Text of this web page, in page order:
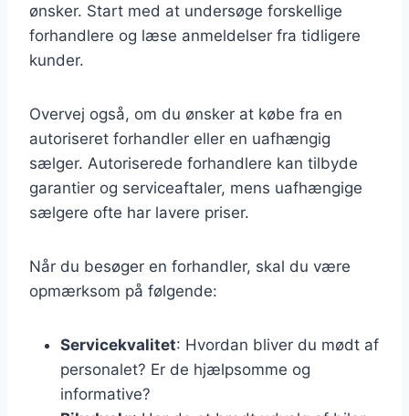
ønsker. Start med at undersøge forskellige
forhandlere og læse anmeldelser fra tidligere
kunder.
Overvej også, om du ønsker at købe fra en
autoriseret forhandler eller en uafhængig
sælger. Autoriserede forhandlere kan tilbyde
garantier og serviceaftaler, mens uafhængige
sælgere ofte har lavere priser.
Når du besøger en forhandler, skal du være
opmærksom på følgende:
Servicekvalitet: Hvordan bliver du mødt af
personalet? Er de hjælpsomme og
informative?